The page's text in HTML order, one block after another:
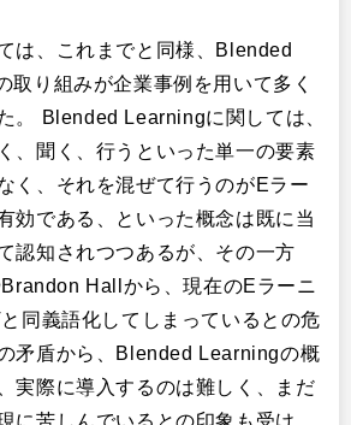
は、これまでと同様、Blended
取り組みが企業事例を用いて多く
。 Blended Learningに関しては、
、聞く、行うといった単一の要素
く、それを混ぜて行うのがEラー
効である、といった概念は既に当
認知されつつあるが、その一方
Hallから、現在のEラーニ
同義語化してしまっているとの危
矛盾から、Blended Learningの概
実際に導入するのは難しく、まだ
に苦しんでいるとの印象も受け